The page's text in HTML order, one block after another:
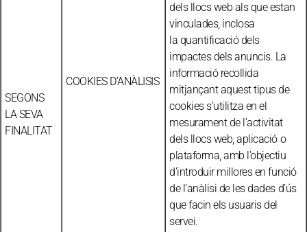
SEGONS
LA SEVA
FINALITAT
COOKIES D’ANÀLISIS
dels llocs web als que estan
vinculades, inclosa
la quantificació dels
impactes dels anuncis. La
informació recollida
mitjançant aquest tipus de
cookies s’utilitza en el
mesurament de l’activitat
dels llocs web, aplicació o
plataforma, amb l’objectiu
d’introduir millores en funció
de l’anàlisi de les dades d’ús
que facin els usuaris del
servei.